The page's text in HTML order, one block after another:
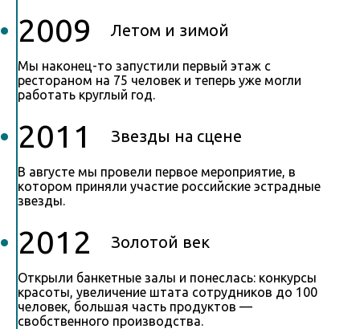
2009 Летом и зимой
Мы наконец-то запустили первый этаж с
рестораном на 75 человек и теперь уже могли
работать круглый год.
2011 Звезды на сцене
В августе мы провели первое мероприятие, в
котором приняли участие российские эстрадные
звезды.
2012 Золотой век
Открыли банкетные залы и понеслась: конкурсы
красоты, увеличение штата сотрудников до 100
человек, большая часть продуктов —
свобственного производства.